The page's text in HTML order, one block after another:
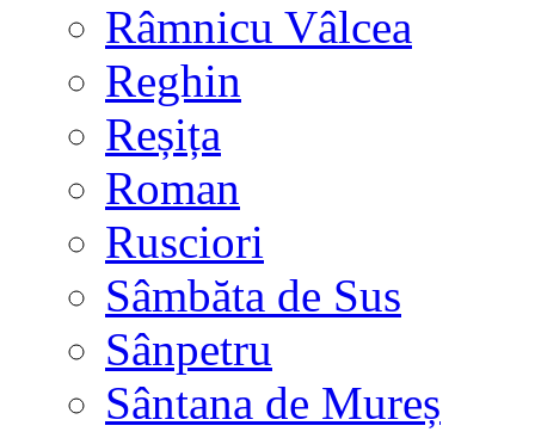
Râmnicu Vâlcea
Reghin
Reșița
Roman
Rusciori
Sâmbăta de Sus
Sânpetru
Sântana de Mureș